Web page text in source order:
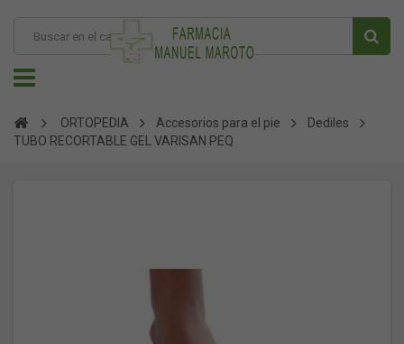
ORTOPEDIA Accesorios para el pie
Dediles
TUBO RECORTABLE GEL VARISAN PEQ